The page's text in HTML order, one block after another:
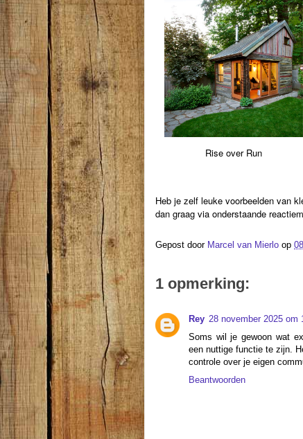
Rise over Run
Heb je zelf leuke voorbeelden van
dan graag via onderstaande
Gepost door Marcel van Mierlo op
1 opmerking:
Rey 28 november 2025 om
Soms wil je gewoon wat
een nuttige functie te zijn.
controle over je eigen
Beantwoorden